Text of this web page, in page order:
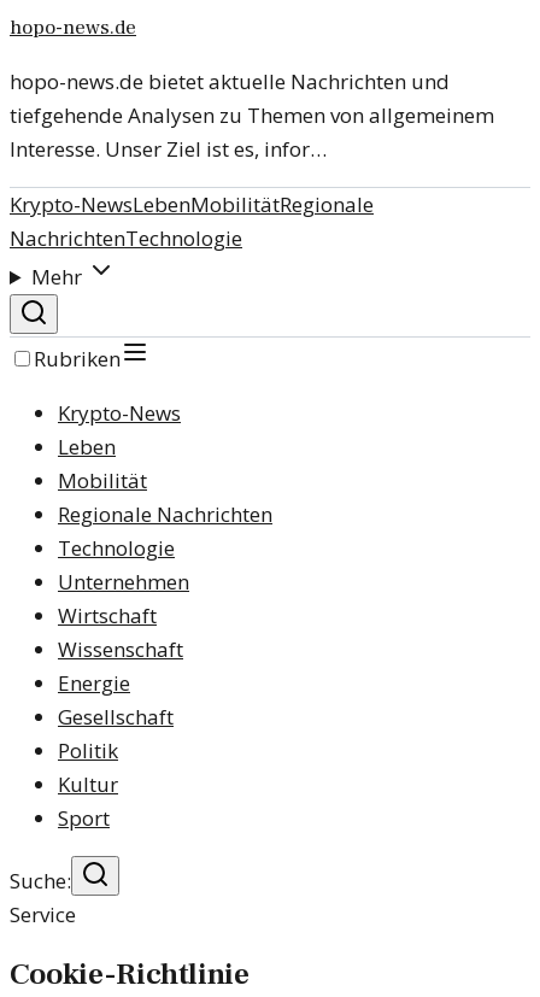
hopo-news.de
hopo-news.de bietet aktuelle Nachrichten und
tiefgehende Analysen zu Themen von allgemeinem
Interesse. Unser Ziel ist es, infor…
Krypto-NewsLebenMobilitätRegionale
NachrichtenTechnologie
Mehr
Rubriken
Krypto-News
Leben
Mobilität
Regionale Nachrichten
Technologie
Unternehmen
Wirtschaft
Wissenschaft
Energie
Gesellschaft
Politik
Kultur
Sport
Suche:
Service
Cookie-Richtlinie